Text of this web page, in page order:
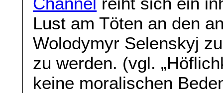
Lust am Töten an den
Wolodymyr Selenskyj
zu werden. (vgl.
keine moralischen